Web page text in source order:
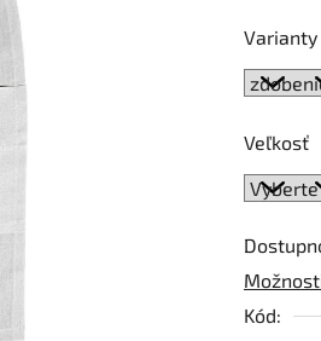
je
0,0
5
Varianty
Veľkosť
Kód: